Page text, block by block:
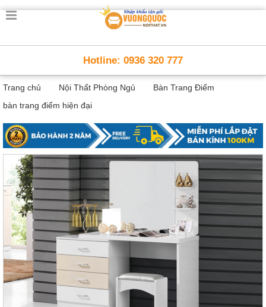
Trang
Thông
Minh
Nội
thất
minh
Nội
Thất
Trẻ
Em
Giường
tầng,
học, tủ
sách
Nội
Thất
Hotline: 0936 320 777
Trang chủ Nội Thất Phòng Ngủ
Bàn Trang Điểm
bàn trang điểm hiện đại